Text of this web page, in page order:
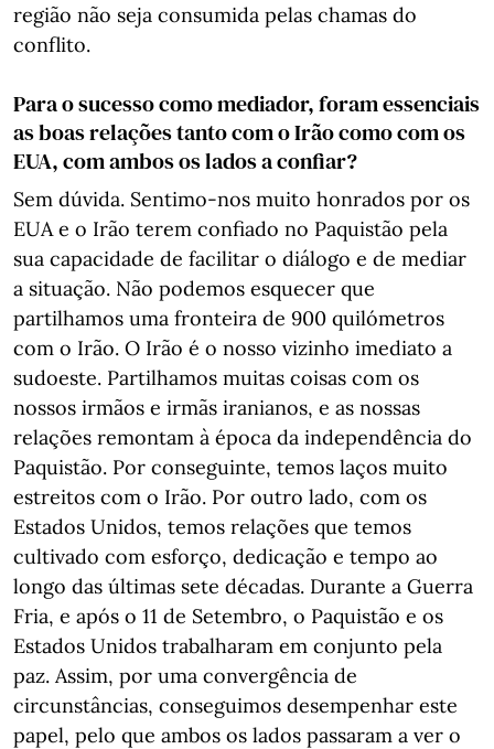
região não seja consumida pelas chamas do
conflito.
Para o sucesso como mediador, foram essenciais
as boas relações tanto com o Irão como com os
EUA, com ambos os lados a confiar?
Sem dúvida. Sentimo-nos muito honrados por os
EUA e o Irão terem confiado no Paquistão pela
sua capacidade de facilitar o diálogo e de mediar
a situação. Não podemos esquecer que
partilhamos uma fronteira de 900 quilómetros
com o Irão. O Irão é o nosso vizinho imediato a
sudoeste. Partilhamos muitas coisas com os
nossos irmãos e irmãs iranianos, e as nossas
relações remontam à época da independência do
Paquistão. Por conseguinte, temos laços muito
estreitos com o Irão. Por outro lado, com os
Estados Unidos, temos relações que temos
cultivado com esforço, dedicação e tempo ao
longo das últimas sete décadas. Durante a Guerra
Fria, e após o 11 de Setembro, o Paquistão e os
Estados Unidos trabalharam em conjunto pela
paz. Assim, por uma convergência de
circunstâncias, conseguimos desempenhar este
papel, pelo que ambos os lados passaram a ver o